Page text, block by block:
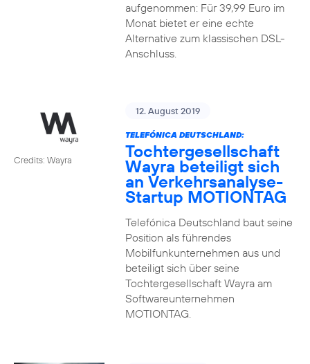
aufgenommen: Für 39,99 Euro im
Monat bietet er eine echte
Alternative zum klassischen DSL-
Anschluss.
Credits: Wayra
12. August 2019
TELEFÓNICA DEUTSCHLAND:
Tochtergesellschaft
Wayra beteiligt sich
an Verkehrsanalyse-
Startup MOTIONTAG
Telefónica Deutschland baut seine
Position als führendes
Mobilfunkunternehmen aus und
beteiligt sich über seine
Tochtergesellschaft Wayra am
Softwareunternehmen
MOTIONTAG.